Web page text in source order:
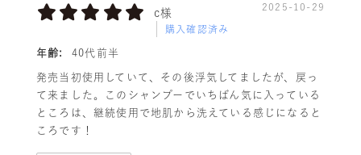
c様
購入確認済み
2025-10-29
年齢: 40代前半
発売当初使用していて、その後浮気してましたが、戻っ
て来ました。このシャンプーでいちばん気に入っている
ところは、継続使用で地肌から洗えている感じになると
ころです！